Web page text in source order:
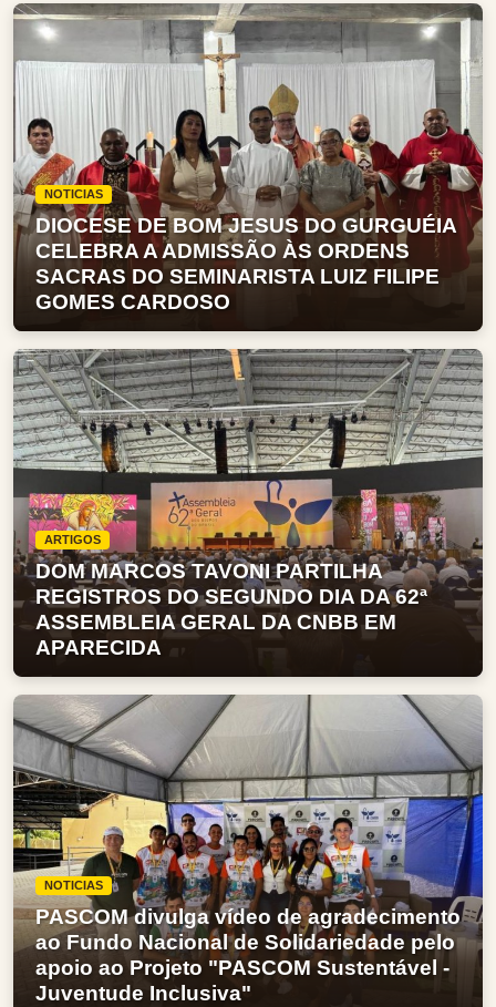
NOTICIAS
DIOCESE DE BOM JESUS DO GURGUÉIA
CELEBRA A ADMISSÃO ÀS ORDENS
SACRAS DO SEMINARISTA LUIZ FILIPE
GOMES CARDOSO
ARTIGOS
DOM MARCOS TAVONI PARTILHA
REGISTROS DO SEGUNDO DIA DA 62ª
ASSEMBLEIA GERAL DA CNBB EM
APARECIDA
NOTICIAS
PASCOM divulga vídeo de agradecimento
ao Fundo Nacional de Solidariedade pelo
apoio ao Projeto "PASCOM Sustentável -
Juventude Inclusiva"